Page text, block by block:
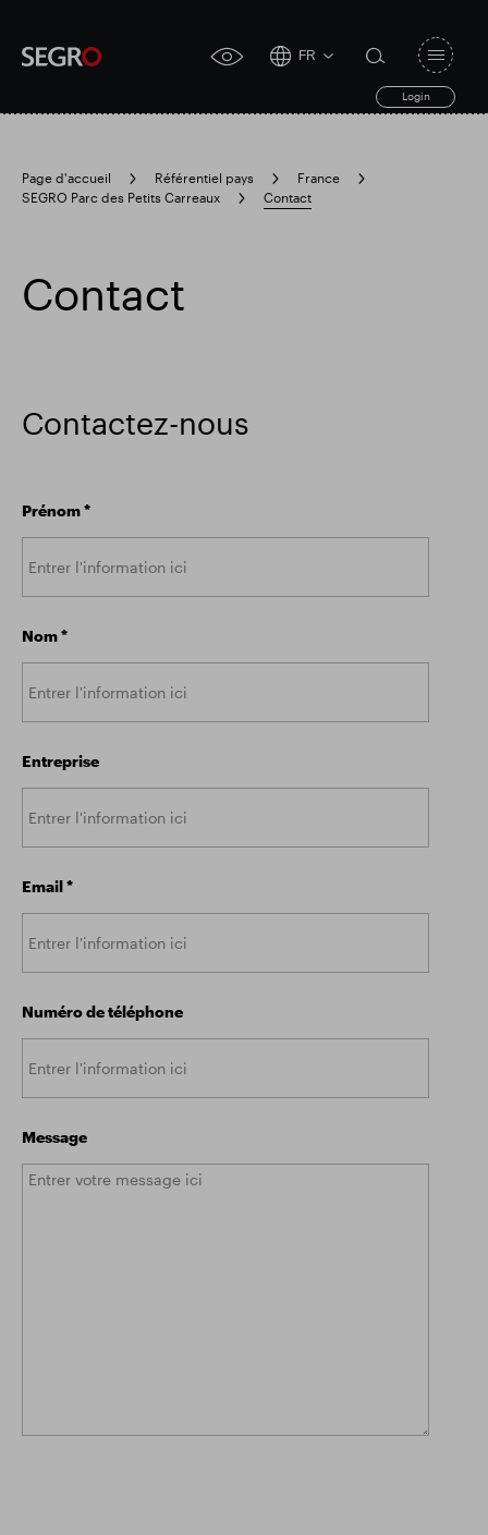
accessibility
FR
Login
search
form
Search
Recherche populaire
Domaine commercial de Slough
toggle
Page d'accueil Référentiel pays
France
SEGRO Parc des Petits Carreaux
Contact
Contact
Contactez-nous
Prénom*
Nom*
Entreprise
Email*
Numéro de téléphone
Message